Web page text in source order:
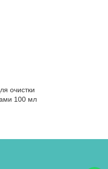
очистки
100 мл